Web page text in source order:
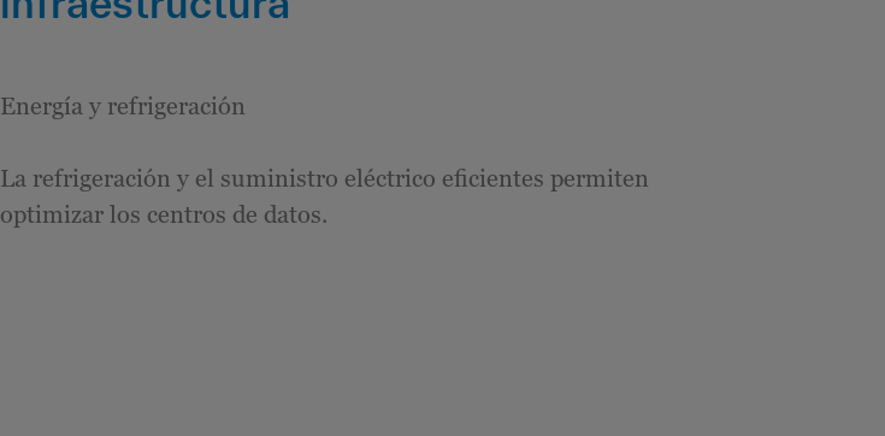
Energía y refrigeración
La refrigeración y el suministro eléctrico eficientes permiten
optimizar los centros de datos.